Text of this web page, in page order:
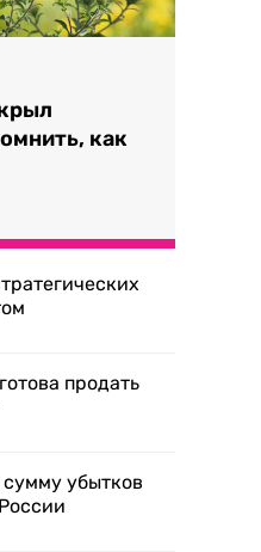
как
продать
убытков